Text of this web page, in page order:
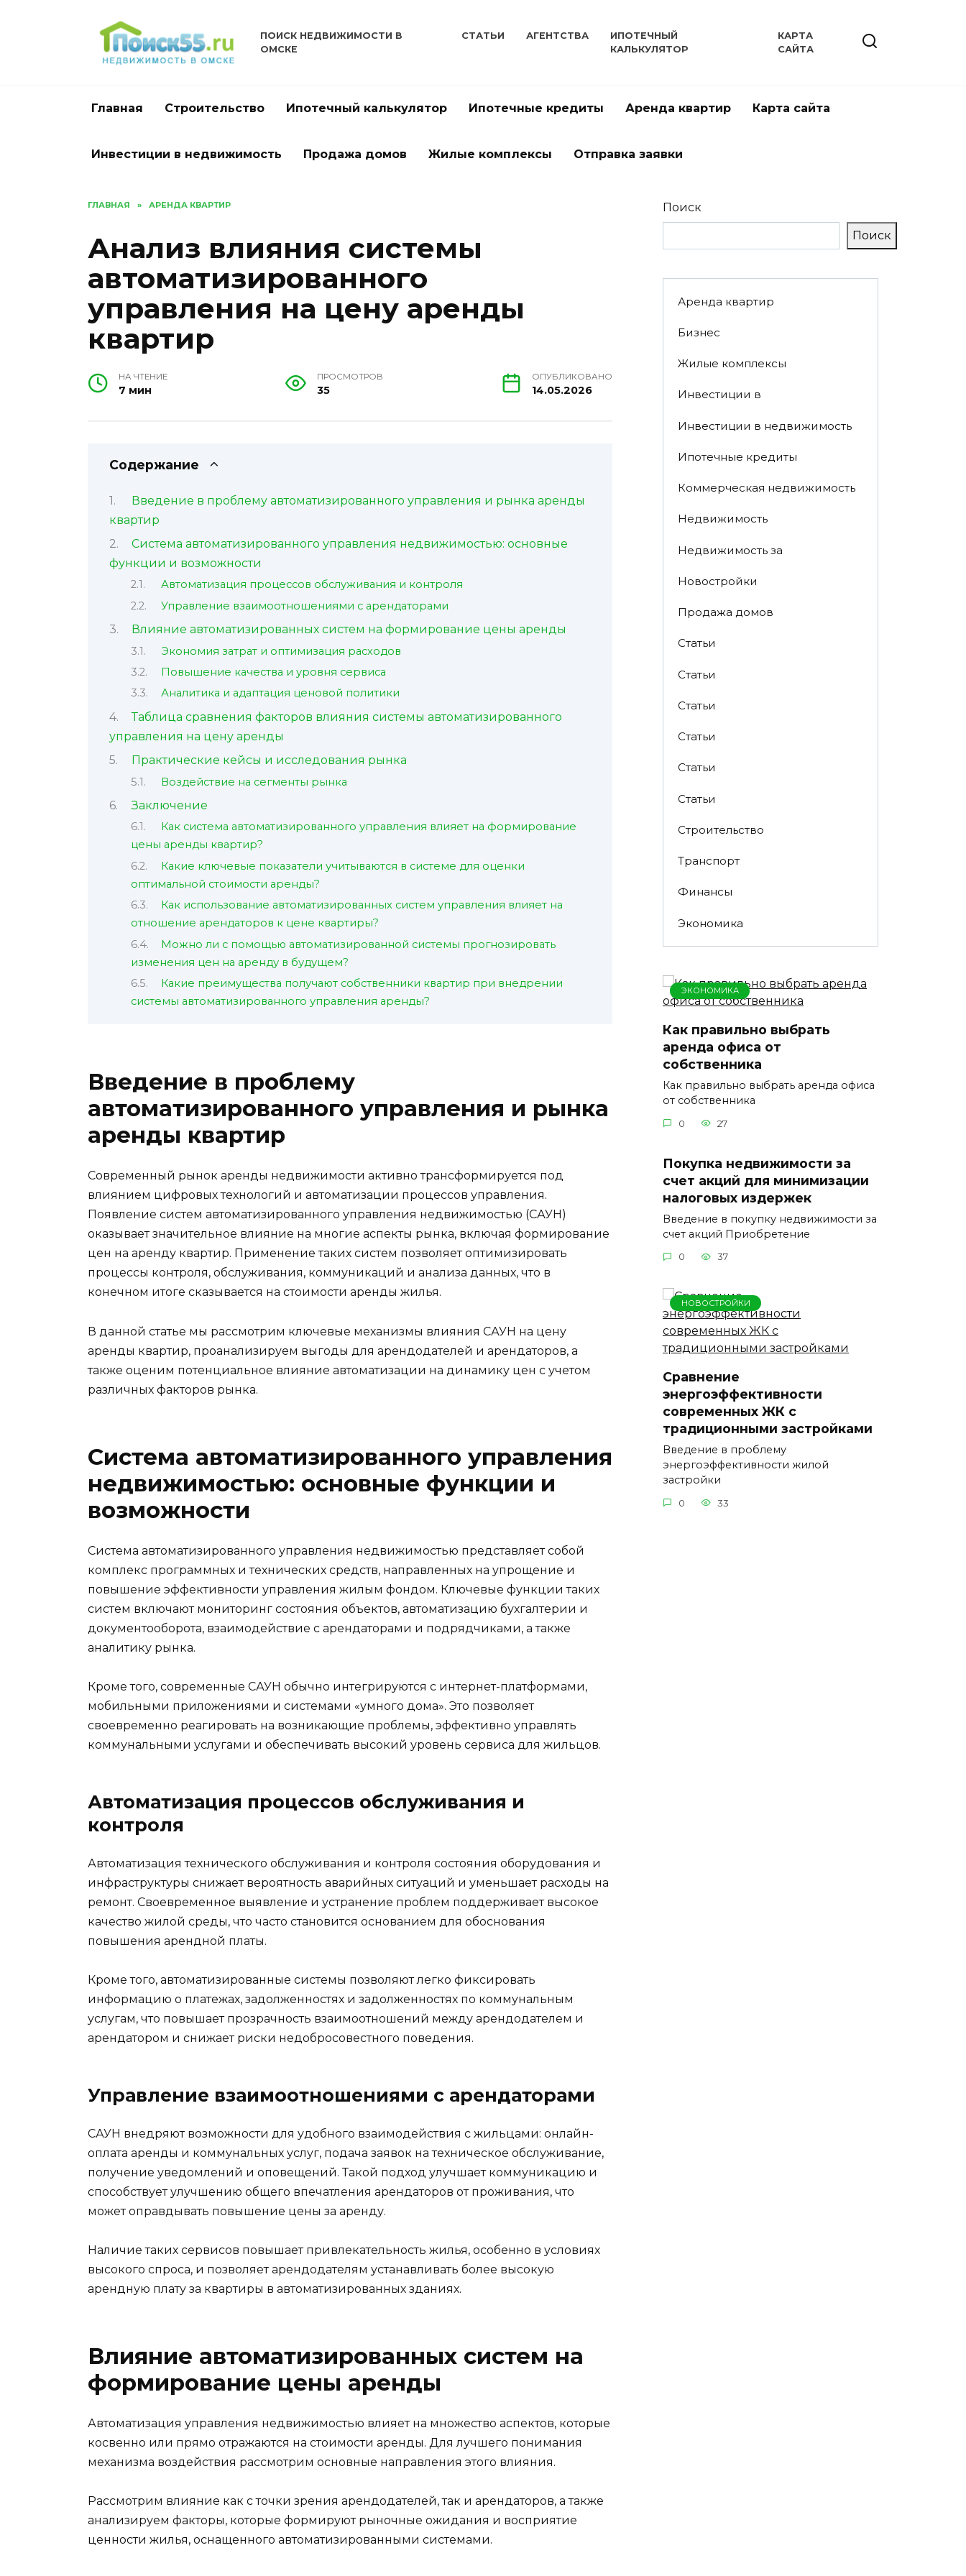
ПОИСК НЕДВИЖИМОСТИ В
ОМСКЕ
СТАТЬИ АГЕНТСТВА
ИПОТЕЧНЫЙ
КАЛЬКУЛЯТОР
КАРТА
САЙТА
Главная Строительство Ипотечный калькулятор Ипотечные кредиты Аренда квартир Карта сайта
Инвестиции в недвижимость Продажа домов Жилые комплексы Отправка заявки
ГЛАВНАЯ » АРЕНДА КВАРТИР
Анализ влияния системы
автоматизированного
управления на цену аренды
квартир
НА ЧТЕНИЕ
7 мин
ПРОСМОТРОВ
35
ОПУБЛИКОВАНО
14.05.2026
Содержание
Введение в проблему автоматизированного управления и рынка аренды
квартир
Система автоматизированного управления недвижимостью: основные
функции и возможности
Автоматизация процессов обслуживания и контроля
Управление взаимоотношениями с арендаторами
Влияние автоматизированных систем на формирование цены аренды
Экономия затрат и оптимизация расходов
Повышение качества и уровня сервиса
Аналитика и адаптация ценовой политики
Таблица сравнения факторов влияния системы автоматизированного
управления на цену аренды
Практические кейсы и исследования рынка
Воздействие на сегменты рынка
Заключение
Как система автоматизированного управления влияет на формирование
цены аренды квартир?
Какие ключевые показатели учитываются в системе для оценки
оптимальной стоимости аренды?
Как использование автоматизированных систем управления влияет на
отношение арендаторов к цене квартиры?
Можно ли с помощью автоматизированной системы прогнозировать
изменения цен на аренду в будущем?
Какие преимущества получают собственники квартир при внедрении
системы автоматизированного управления аренды?
Введение в проблему
автоматизированного управления и рынка
аренды квартир
Современный рынок аренды недвижимости активно трансформируется под
влиянием цифровых технологий и автоматизации процессов управления.
Появление систем автоматизированного управления недвижимостью (САУН)
оказывает значительное влияние на многие аспекты рынка, включая формирование
цен на аренду квартир. Применение таких систем позволяет оптимизировать
процессы контроля, обслуживания, коммуникаций и анализа данных, что в
конечном итоге сказывается на стоимости аренды жилья.
В данной статье мы рассмотрим ключевые механизмы влияния САУН на цену
аренды квартир, проанализируем выгоды для арендодателей и арендаторов, а
также оценим потенциальное влияние автоматизации на динамику цен с учетом
различных факторов рынка.
Система автоматизированного управления
недвижимостью: основные функции и
возможности
Система автоматизированного управления недвижимостью представляет собой
комплекс программных и технических средств, направленных на упрощение и
повышение эффективности управления жилым фондом. Ключевые функции таких
систем включают мониторинг состояния объектов, автоматизацию бухгалтерии и
документооборота, взаимодействие с арендаторами и подрядчиками, а также
аналитику рынка.
Кроме того, современные САУН обычно интегрируются с интернет-платформами,
мобильными приложениями и системами «умного дома». Это позволяет
своевременно реагировать на возникающие проблемы, эффективно управлять
коммунальными услугами и обеспечивать высокий уровень сервиса для жильцов.
Автоматизация процессов обслуживания и
контроля
Автоматизация технического обслуживания и контроля состояния оборудования и
инфраструктуры снижает вероятность аварийных ситуаций и уменьшает расходы на
ремонт. Своевременное выявление и устранение проблем поддерживает высокое
качество жилой среды, что часто становится основанием для обоснования
повышения арендной платы.
Кроме того, автоматизированные системы позволяют легко фиксировать
информацию о платежах, задолженностях и задолженностях по коммунальным
услугам, что повышает прозрачность взаимоотношений между арендодателем и
арендатором и снижает риски недобросовестного поведения.
Управление взаимоотношениями с арендаторами
САУН внедряют возможности для удобного взаимодействия с жильцами: онлайн-
оплата аренды и коммунальных услуг, подача заявок на техническое обслуживание,
получение уведомлений и оповещений. Такой подход улучшает коммуникацию и
способствует улучшению общего впечатления арендаторов от проживания, что
может оправдывать повышение цены за аренду.
Наличие таких сервисов повышает привлекательность жилья, особенно в условиях
высокого спроса, и позволяет арендодателям устанавливать более высокую
арендную плату за квартиры в автоматизированных зданиях.
Влияние автоматизированных систем на
формирование цены аренды
Автоматизация управления недвижимостью влияет на множество аспектов, которые
косвенно или прямо отражаются на стоимости аренды. Для лучшего понимания
механизма воздействия рассмотрим основные направления этого влияния.
Рассмотрим влияние как с точки зрения арендодателей, так и арендаторов, а также
анализируем факторы, которые формируют рыночные ожидания и восприятие
ценности жилья, оснащенного автоматизированными системами.
Поиск
Поиск
Аренда квартир
Бизнес
Жилые комплексы
Инвестиции в
Инвестиции в недвижимость
Ипотечные кредиты
Коммерческая недвижимость
Недвижимость
Недвижимость за
Новостройки
Продажа домов
Статьи
Статьи
Статьи
Статьи
Статьи
Статьи
Строительство
Транспорт
Финансы
Экономика
ЭКОНОМИКА
Как правильно выбрать
аренда офиса от
собственника
Как правильно выбрать аренда офиса
от собственника
0 27
Покупка недвижимости за
счет акций для минимизации
налоговых издержек
Введение в покупку недвижимости за
счет акций Приобретение
0 37
НОВОСТРОЙКИ
Сравнение
энергоэффективности
современных ЖК с
традиционными застройками
Введение в проблему
энергоэффективности жилой
застройки
0 33